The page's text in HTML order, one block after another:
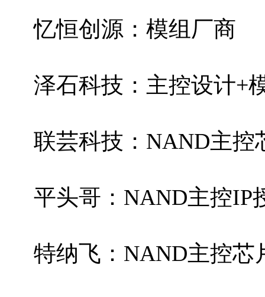
忆恒创源：模组厂商
泽石科技：主控设计+
联芸科技：NAND主控
平头哥：NAND主控IP
特纳飞：NAND主控芯